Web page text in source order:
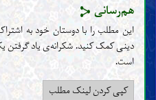
هم‌رسانی
این مطلب را با دوستان خود به
دینی کمک کنید. شکرانه‌ی یاد گرفتن
است‌.
کپی کردن لینک مطلب